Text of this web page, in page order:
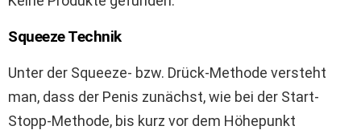
Squeeze Technik
Unter der Squeeze- bzw. Drück-Methode versteht
man, dass der Penis zunächst, wie bei der Start-
Stopp-Methode, bis kurz vor dem Höhepunkt